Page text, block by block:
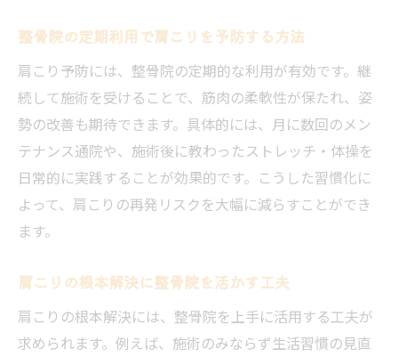
整骨院の定期利用で肩こりを予防する方法
肩こり予防には、整骨院の定期的な利用が有効です。継
続して施術を受けることで、筋肉の柔軟性が保たれ、姿
勢の改善も期待できます。具体的には、月に数回のメン
テナンス通院や、施術後に教わったストレッチ・体操を
日常的に実践することが効果的です。こうした習慣化に
よって、肩こりの再発リスクを大幅に減らすことができ
ます。
肩こりの根本解決に整骨院を活かす工夫
肩こりの根本解決には、整骨院を上手に活用する工夫が
求められます。例えば、施術のみならず生活習慣の見直